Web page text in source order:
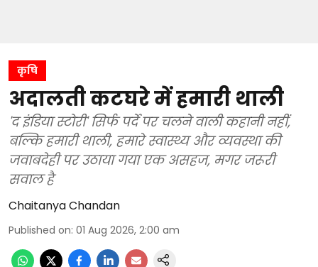
कृषि
अदालती कटघरे में हमारी थाली
'द इंडिया स्टोरी' सिर्फ पर्दे पर चलने वाली कहानी नहीं,
बल्कि हमारी थाली, हमारे स्वास्थ्य और व्यवस्था की
जवाबदेही पर उठाया गया एक असहज, मगर जरूरी
सवाल है
Chaitanya Chandan
Published on: 01 Aug 2026, 2:00 am